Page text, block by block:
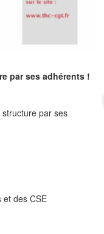
par ses adhérents !
par ses
et des CSE